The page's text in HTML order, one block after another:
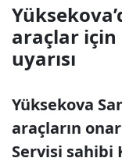
araçlar için
uyarısı
Yüksekova
araçların
Servisi sahibi